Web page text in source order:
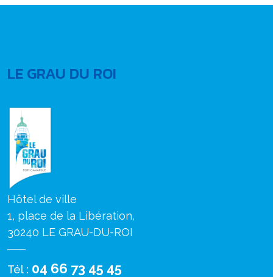
LE GRAU DU ROI
Hôtel de ville
1, place de la Libération,
30240 LE GRAU-DU-ROI
Tél : 04 66 73 45 45